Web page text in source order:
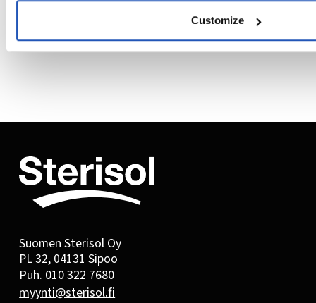
Customize
Mikä erottaa Sterisol Käsidesi Etanolin
Suomen Sterisol Oy
PL 32, 04131 Sipoo
Puh. 010 322 7680
myynti@sterisol.fi